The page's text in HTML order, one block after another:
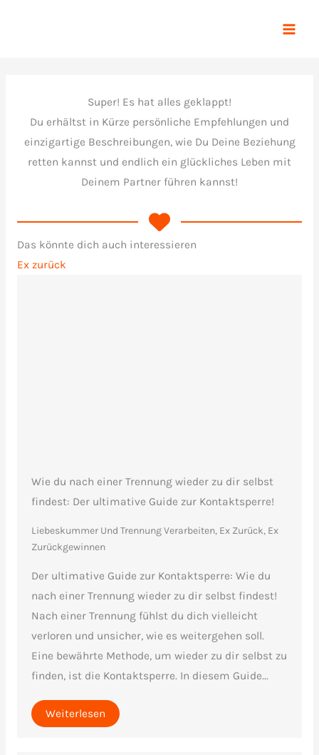
Super! Es hat alles geklappt!
Du erhältst in Kürze persönliche Empfehlungen und
einzigartige Beschreibungen, wie Du Deine Beziehung
retten kannst und endlich ein glückliches Leben mit
Deinem Partner führen kannst!
Das könnte dich auch interessieren
Ex zurück
Wie du nach einer Trennung wieder zu dir selbst
findest: Der ultimative Guide zur Kontaktsperre!
Liebeskummer Und Trennung Verarbeiten, Ex Zurück, Ex
Zurückgewinnen
Der ultimative Guide zur Kontaktsperre: Wie du
nach einer Trennung wieder zu dir selbst findest!
Nach einer Trennung fühlst du dich vielleicht
verloren und unsicher, wie es weitergehen soll.
Eine bewährte Methode, um wieder zu dir selbst zu
finden, ist die Kontaktsperre. In diesem Guide...
Weiterlesen